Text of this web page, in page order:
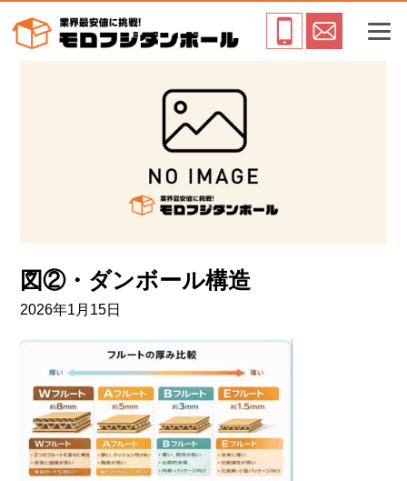
図②・ダンボール構造
2026年1月15日